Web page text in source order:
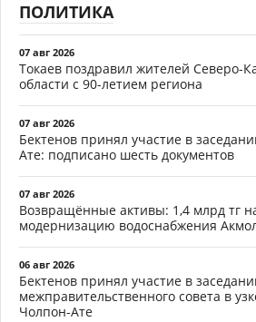
ПОЛИТИКА
07 авг 2026
Токаев поздравил жителей Северо-
области с 90-летием региона
07 авг 2026
Бектенов принял участие в
Ате: подписано шесть документов
07 авг 2026
Возвращённые активы: 1,4 млрд тг
модернизацию водоснабжения
06 авг 2026
Бектенов принял участие в
межправительственного совета в
Чолпон-Ате